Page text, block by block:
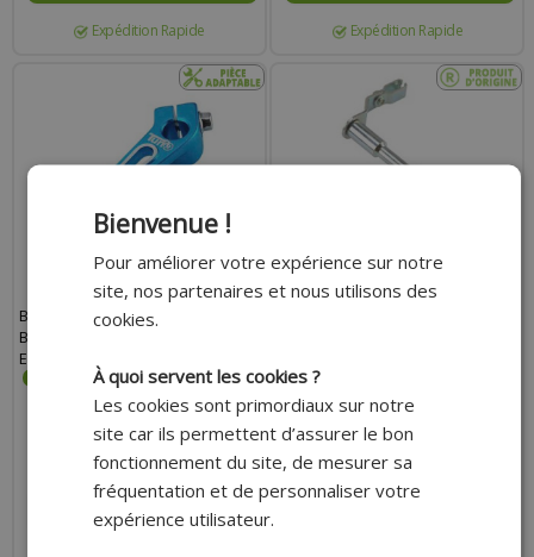
Expédition Rapide Expédition Rapide
BIELLETTE EMBRAYAGE TUN'R ALU
BLEU DERBI SENDA
EURO2/EURO3/EURO4
23.00 €
AJOUTER AU PANIER
35.10 €
Bienvenue !
Pour améliorer votre expérience sur notre
site, nos partenaires et nous utilisons des
cookies.
À quoi servent les cookies ?
Les cookies sont primordiaux sur notre
site car ils permettent d’assurer le bon
fonctionnement du site, de mesurer sa
fréquentation et de personnaliser votre
expérience utilisateur.